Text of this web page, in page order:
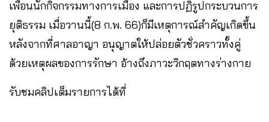
เพื่อนนักกิจกรรมทางการเมือง และการปฏิรูปกระบวนการ
ยุติธรรม เมื่อวานนี้(8 ก.พ. 66)ก็มีเหตุการณ์สำคัญเกิดขึ้น
หลังจากที่ศาลอาญา อนุญาตให้ปล่อยตัวชั่วคราวทั้งคู่
ด้วยเหตุผลของการรักษา อ้างถึงภาวะวิกฤตทางร่างกาย
รับชมคลิปเต็มรายการได้ที่